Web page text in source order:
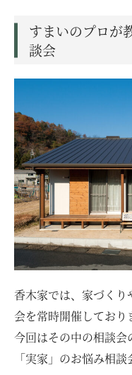
モデルハウス（
香木家通信
お客様の声
ムービー
リノベーション
ペレットストーブ
よくある質問
会社情報
すまいのプロが
談会
香木家では、家づく
会を常時開催しており
今回はその中の相談会
「実家」のお悩み相